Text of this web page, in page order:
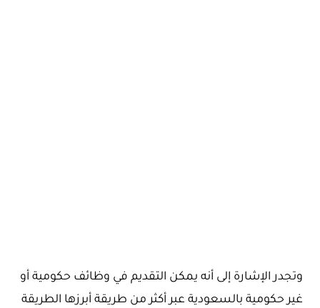
وتجدر الإشارة إلى أنه يمكن التقديم في وظائف حكومية أو
غير حكومية بالسعودية عبر أكثر من طريقة أبرزها الطريقة